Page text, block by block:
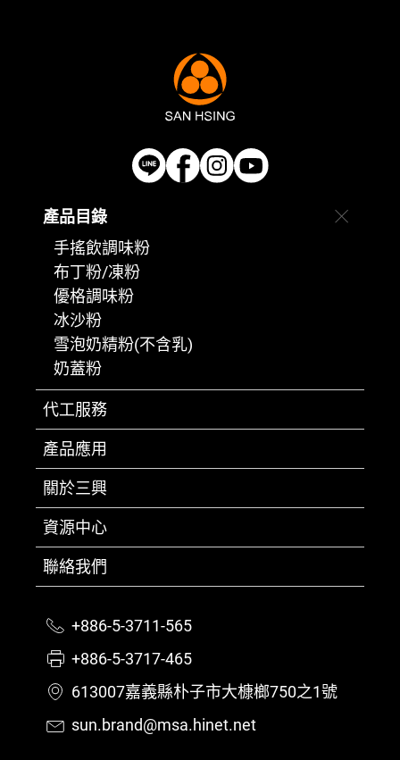
代工服務
產品應用
關於三興
資源中心
聯絡我們
產品目錄
手搖飲調味粉
布丁粉/凍粉
優格調味粉
冰沙粉
雪泡奶精粉(不含乳)
奶蓋粉
+886-5-3711-565
+886-5-3717-465
613007嘉義縣朴子市大槺榔750之1號
sun.brand@msa.hinet.net